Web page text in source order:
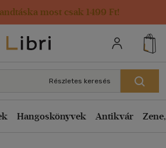
most csak 1499 Ft!
Kártya adatai
Részletes keresés
Hangoskönyvek Antikvár